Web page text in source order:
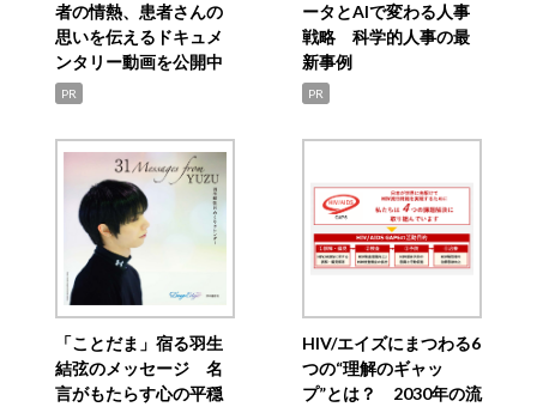
者の情熱、患者さんの
思いを伝えるドキュメ
ンタリー動画を公開中
PR
ータとAIで変わる人事
戦略 科学的人事の最
新事例
PR
「ことだま」宿る羽生
結弦のメッセージ 名
言がもたらす心の平穏
HIV/エイズにまつわる6
つの“理解のギャッ
プ”とは？ 2030年の流